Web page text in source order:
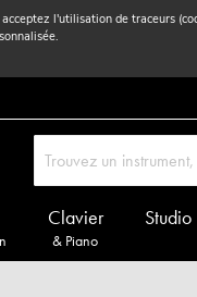
l'utilisation de traceurs
Clavier
& Piano
Studio